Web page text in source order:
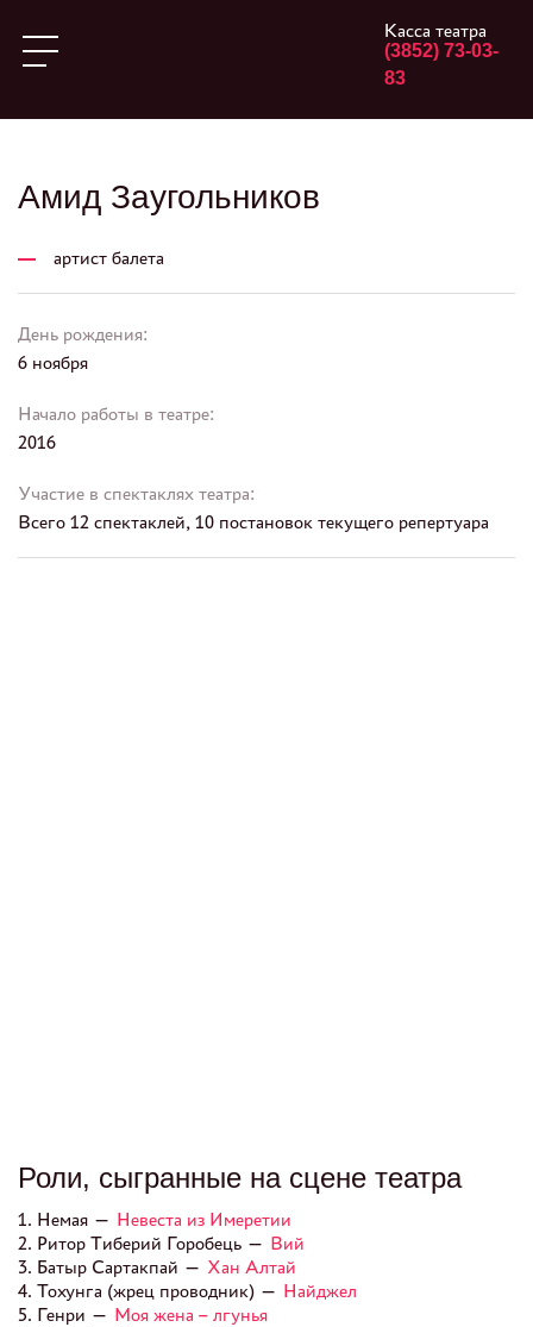
Касса театра
(3852) 73-03-
83
Амид Заугольников
артист балета
День рождения:
6 ноября
Начало работы в театре:
2016
Участие в спектаклях театра:
Всего 12 спектаклей, 10 постановок текущего репертуара
Роли, сыгранные на сцене театра
1. Немая — Невеста из Имеретии
2. Ритор Тиберий Горобець — Вий
3. Батыр Сартакпай — Хан Алтай
4. Тохунга (жрец проводник) — Найджел
5. Генри — Моя жена – лгунья